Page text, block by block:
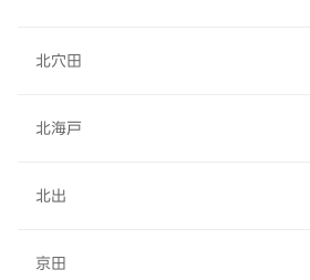
北穴田
北海戸
北出
京田